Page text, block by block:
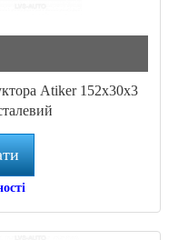
Atiker 152x30x3